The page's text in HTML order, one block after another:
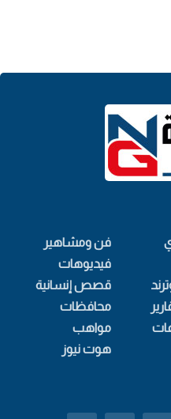
فن ومشاهير
فيديوهات
قصص إنسانية
محافظات
مواهب
هوت نيوز